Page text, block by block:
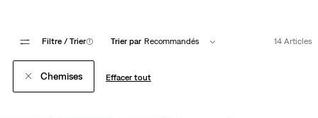
Filtre / Trier(1) Trier par Recommandés 14 Articles
Chemises Effacer tout